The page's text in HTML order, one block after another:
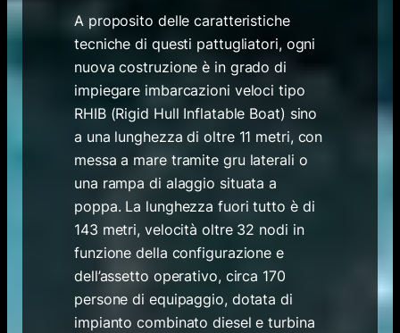
A proposito delle caratteristiche
tecniche di questi pattugliatori, ogni
nuova costruzione è in grado di
impiegare imbarcazioni veloci tipo
RHIB (Rigid Hull Inflatable Boat) sino
a una lunghezza di oltre 11 metri, con
messa a mare tramite gru laterali o
una rampa di alaggio situata a
poppa. La lunghezza fuori tutto è di
143 metri, velocità oltre 32 nodi in
funzione della configurazione e
dell’assetto operativo, circa 170
persone di equipaggio, dotata di
impianto combinato diesel e turbina